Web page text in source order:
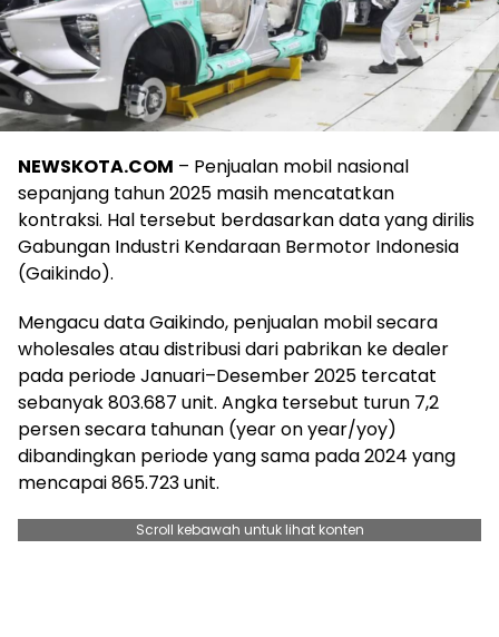
NEWSKOTA.COM – Penjualan mobil nasional
sepanjang tahun 2025 masih mencatatkan
kontraksi. Hal tersebut berdasarkan data yang dirilis
Gabungan Industri Kendaraan Bermotor Indonesia
(Gaikindo).
Mengacu data Gaikindo, penjualan mobil secara
wholesales atau distribusi dari pabrikan ke dealer
pada periode Januari–Desember 2025 tercatat
sebanyak 803.687 unit. Angka tersebut turun 7,2
persen secara tahunan (year on year/yoy)
dibandingkan periode yang sama pada 2024 yang
mencapai 865.723 unit.
Scroll kebawah untuk lihat konten